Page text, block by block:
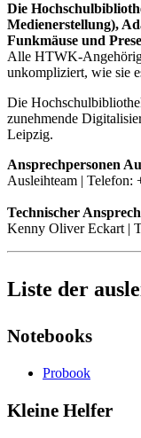
Die
Medienerstellung),
Funkmäuse und
Alle HTWK-
unkompliziert, wie sie
Die
zunehmende
Leipzig.
Ansprechpersonen
Ausleihteam | Telefon:
Technischer
Kenny Oliver Eckart |
Liste der
Notebooks
Probook
Kleine Helfer